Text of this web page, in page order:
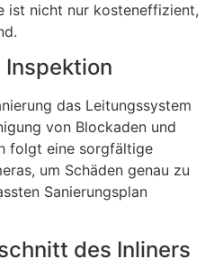
ist nicht nur kosteneffizient,
Inspektion
das Leitungssystem
von Blockaden und
folgt eine sorgfältige
um Schäden genau zu
Sanierungsplan
des Inliners